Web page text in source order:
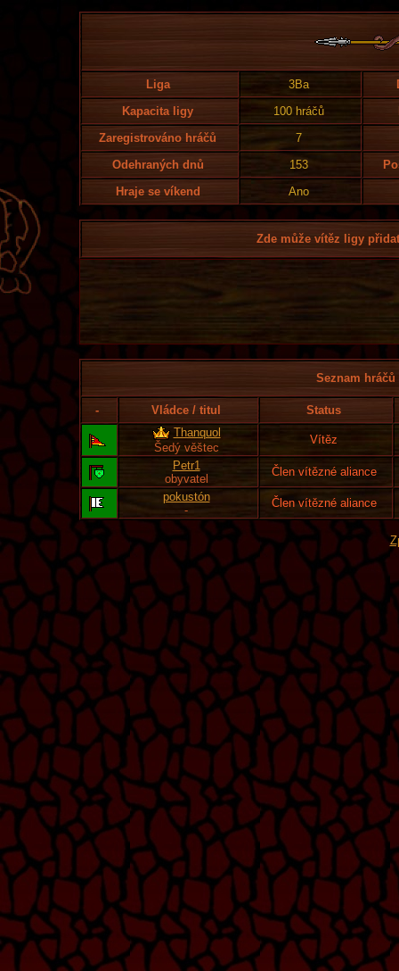
Liga 3Ba
Kapacita ligy
100 hráčů
Zaregistrováno hráčů
7
Odehraných dnů
153
Hraje se víkend
Ano
Zde může vítěz ligy
Seznam
- Vládce / titul
Status
Thanquol
Šedý věštec
Vítěz
Petr1
obyvatel
Člen vítězné aliance
pokustón
-
Člen vítězné aliance